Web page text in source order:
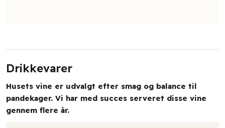
Drikkevarer
Husets vine er udvalgt efter smag og balance til
pandekager. Vi har med succes serveret disse vine
gennem flere år.